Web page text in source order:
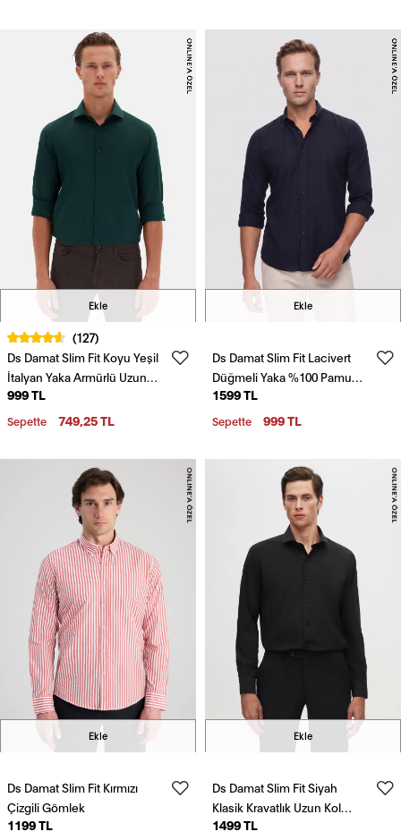
Ekle
(127)
Ds Damat Slim Fit Koyu Yeşil
İtalyan Yaka Armürlü Uzun
Kollu Kolay Ütülenebilir
Nefes Alan Dört Mevsim
999 TL
Sepette 749,25 TL
Ekle
Ds Damat Slim Fit Lacivert
Düğmeli Yaka %100 Pamuk
Yazlık Flamlı Keten
Görünümlü Gömlek
1599 TL
Sepette 999 TL
Ekle
Ds Damat Slim Fit Kırmızı
Çizgili Gömlek
1199 TL
Ekle
Ds Damat Slim Fit Siyah
Klasik Kravatlık Uzun Kol
Kolay Ütülenebilir Gömlek
1499 TL